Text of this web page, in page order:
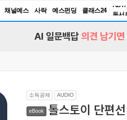
채널예스 사락 예스펀딩 클래스24
독서
AI 일문백답 의견 남기
소득공제 AUDIO
eBook 톨스토이 단편선